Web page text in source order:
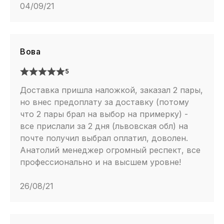
Баллоны крепкие?
эффекта амортизации Ваш вес может быть в пределах
до 120 кг. Даже если Вы вдруг наступите на какой-то
сервисы по ремонту, помните — это НЕ
ГАРАНТИЙНЫЙ СЛУЧАЙ.
Кроссовки легкие?
Vapormax это одни из самых легких кроссовок в
линейке.
04/09/21
Вова
5
Доставка пришла наложкой, заказал 2 пары,
но внес предоплату за доставку (потому
что 2 пары брал на выбор на примерку) -
все прислали за 2 дня (львовская обл) на
почте получил выбрал оплатил, доволен.
Анатолий менеджер огромный респект, все
профессионально и на высшем уровне!
26/08/21